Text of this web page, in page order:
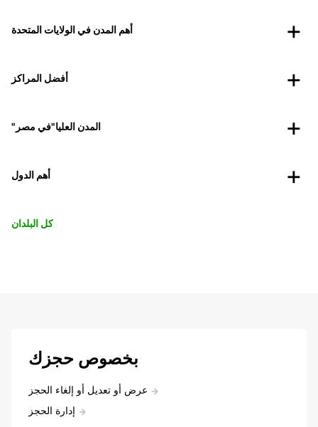
أهم المدن في الولايات المتحدة
أفضل المراكز
"المدن العليا"في مصر
أهم الدول
كل البلدان
بخصوص حجزك
عرض أو تعديل أو إلغاء الحجز
إدارة الحجز